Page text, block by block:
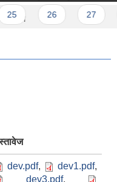
dev.pdf, dev1.pdf,
dev3.pdf,